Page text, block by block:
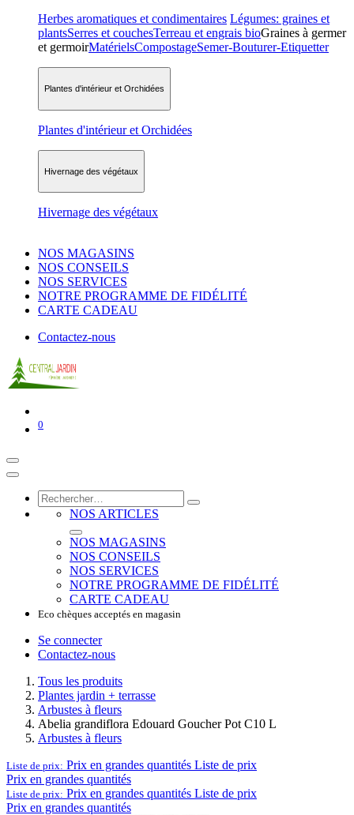
Herbes aromatiques et condimentaires Légumes: graines et
plantsSerres et couchesTerreau et engrais bioGraines à germer
et germoirMatérielsCompostageSemer-Bouturer-Etiquetter
Plantes d'intérieur et Orchidées
Plantes d'intérieur et Orchidées
Hivernage des végétaux
Hivernage des végétaux
NOS MAGASINS
NOS CONSEILS
NOS SERVICES
NOTRE PROGRAMME DE FIDÉLITÉ
CARTE CADEAU
Contactez-nous
0
NOS ARTICLES
NOS MAGASINS
NOS CONSEILS
NOS SERVICES
NOTRE PROGRAMME DE FIDÉLITÉ
CARTE CADEAU
Eco chèques acceptés en magasin
Se connecter
Contactez-nous
Tous les produits
Plantes jardin + terrasse
Arbustes à fleurs
Abelia grandiflora Edouard Goucher Pot C10 L
Arbustes à fleurs
Liste de prix: Prix en grandes quantités Liste de prix
Prix en grandes quantités
Liste de prix: Prix en grandes quantités Liste de prix
Prix en grandes quantités